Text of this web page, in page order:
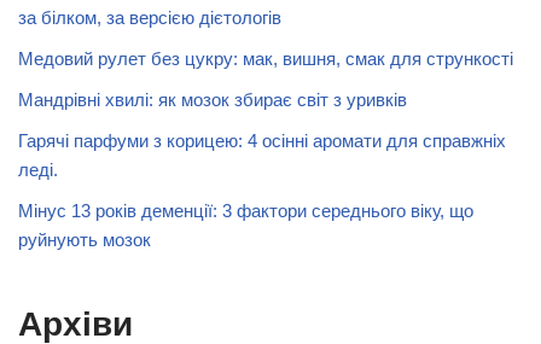
за білком, за версією дієтологів
Медовий рулет без цукру: мак, вишня, смак для стрункості
Мандрівні хвилі: як мозок збирає світ з уривків
Гарячі парфуми з корицею: 4 осінні аромати для справжніх
леді.
Мінус 13 років деменції: 3 фактори середнього віку, що
руйнують мозок
Архіви